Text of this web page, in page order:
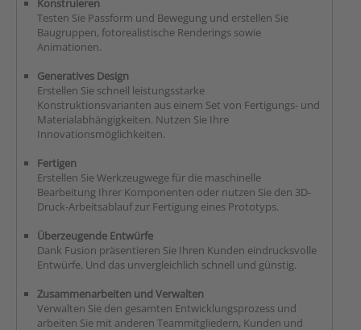
Konstruieren
Testen Sie Passform und Bewegung und erstellen Sie
Baugruppen, fotorealistische Renderings sowie
Animationen.
Generatives Design
Erstellen Sie schnell leistungsstarke
Konstruktionsvarianten aus einem Set von Fertigungs- und
Materialabhängigkeiten. Nutzen Sie Ihre
Innovationsmöglichkeiten.
Fertigen
Erstellen Sie Werkzeugwege für die maschinelle
Bearbeitung Ihrer Komponenten oder nutzen Sie den 3D-
Druck-Arbeitsablauf zur Fertigung eines Prototyps.
Überzeugende Entwürfe
Dank Fusion präsentieren Sie Ihren Kunden eindrucksvolle
Entwürfe. Und das unvergleichlich schnell und günstig.
Zusammenarbeiten und Verwalten
Verwalten Sie den gesamten Entwicklungsprozess und
arbeiten Sie mit anderen Teammitgliedern, Kunden und